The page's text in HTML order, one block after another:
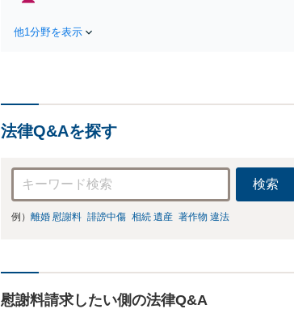
他1分野を表示
法律Q&Aを探す
検索
例） 離婚 慰謝料 誹謗中傷 相続 遺産 著作物 違法
慰謝料請求したい側の法律Q&A